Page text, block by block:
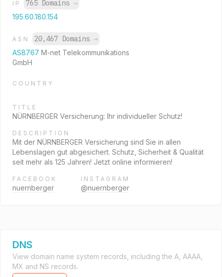
IP 765 Domains →
195.60.180.154
ASN 20,467 Domains →
AS8767 M-net Telekommunikations
GmbH
COUNTRY
TITLE
NÜRNBERGER Versicherung: Ihr individueller Schutz!
DESCRIPTION
Mit der NÜRNBERGER Versicherung sind Sie in allen
Lebenslagen gut abgesichert. Schutz, Sicherheit & Qualität
seit mehr als 125 Jahren! Jetzt online informieren!
FACEBOOK
nuernberger
INSTAGRAM
@nuernberger
DNS
View domain name system records, including the A, AAAA,
MX and NS records.